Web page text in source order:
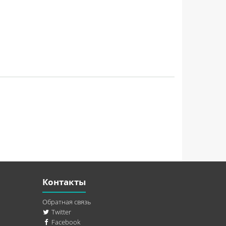
Контакты
Обратная связь
Twitter
Facebook